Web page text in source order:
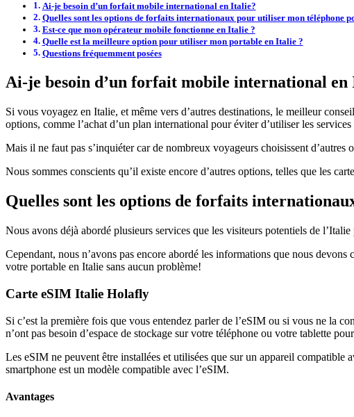
Ai-je besoin d’un forfait mobile international en Italie?
Quelles sont les options de forfaits internationaux pour utiliser mon téléphone
Est-ce que mon opérateur mobile fonctionne en Italie ?
Quelle est la meilleure option pour utiliser mon portable en Italie ?
Questions fréquemment posées
Ai-je besoin d’un forfait mobile international en
Si vous voyagez en Italie, et même vers d’autres destinations, le meilleur
options, comme l’achat d’un plan international pour éviter d’utiliser les
Mais il ne faut pas s’inquiéter car de nombreux voyageurs choisissent
Nous sommes conscients qu’il existe encore d’autres options, telles que les
Quelles sont les options de forfaits
Nous avons déjà abordé plusieurs services que les visiteurs potentiels de
Cependant, nous n’avons pas encore abordé les informations que nous
votre portable en Italie sans aucun problème!
Carte eSIM Italie Holafly
Si c’est la première fois que vous entendez parler de l’eSIM ou si vous ne la
n’ont pas besoin d’espace de stockage sur votre téléphone ou votre tablette
Les eSIM ne peuvent être installées et utilisées que sur un appareil
smartphone est un modèle compatible avec l’eSIM.
Avantages